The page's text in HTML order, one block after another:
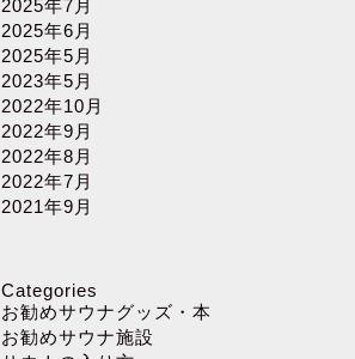
2025年7月
2025年6月
2025年5月
2023年5月
2022年10月
2022年9月
2022年8月
2022年7月
2021年9月
Categories
お勧めサウナグッズ・本
お勧めサウナ施設